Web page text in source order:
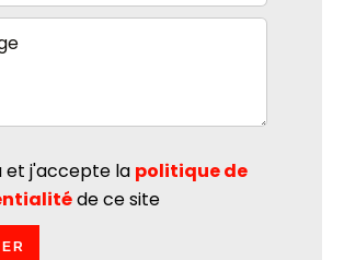
et j'accepte la politique de
de ce site